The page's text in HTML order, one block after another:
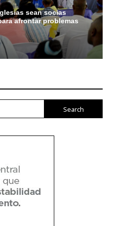
sean socias
afrontar problemas
Search